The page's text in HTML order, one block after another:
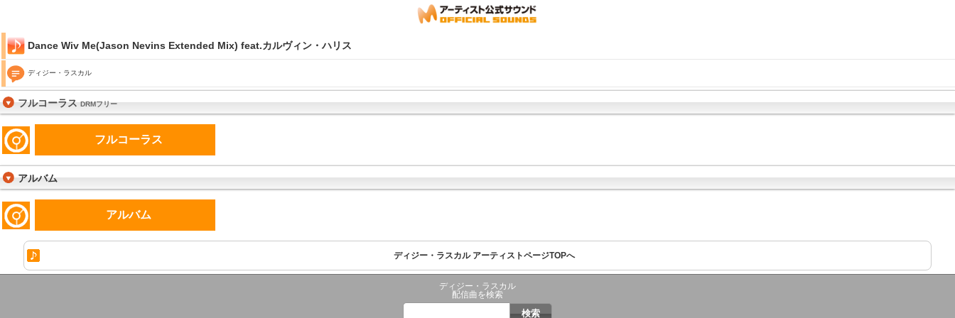
Dance Wiv Me(Jason Nevins Extended Mix) feat.カルヴィン・ハリス
ディジー・ラスカル
フルコーラスDRMフリー
フルコーラス
アルバム
アルバム
ディジー・ラスカル アーティストページTOPへ
ディジー・ラスカル
配信曲を検索